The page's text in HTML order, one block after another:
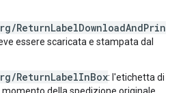
ReturnLabelDownloadAndPrin
essere scaricata e stampata dal
ReturnLabelInBox: l'etichetta di